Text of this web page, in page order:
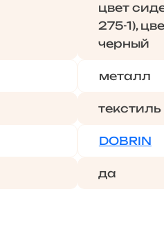
цвет
275-1),
черный
металл
текстиль
DOBRIN
да